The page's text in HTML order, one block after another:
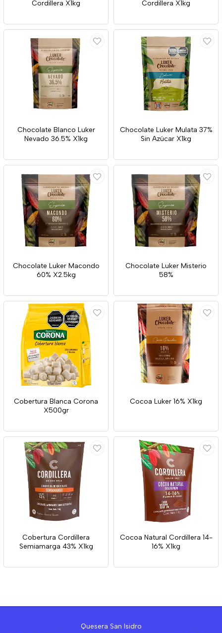
Cordillera X1kg
Cordillera X1kg
Chocolate Blanco Luker
Nevado 36.5% X1kg
Chocolate Luker Mulata 37%
Sin Azúcar X1kg
Chocolate Luker Macondo
60% X2.5kg
Chocolate Luker Misterio
58%
Cobertura Blanca Corona
X500gr
Cocoa Luker 16% X1kg
Cobertura Cordillera
Semiamarga 43% X1kg
Cocoa Natural Cordillera 14-
16% X1kg
Quesera San Isidro